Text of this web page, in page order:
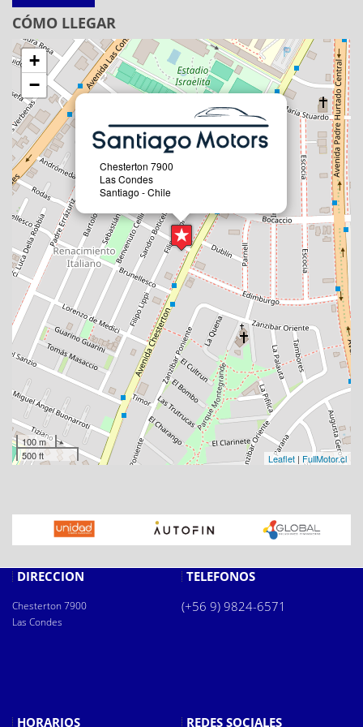
CÓMO LLEGAR
Chesterton 7900
Las Condes
Santiago - Chile
+
−
100 m
500 ft
Leaflet | FullMotor.cl
DIRECCIÓN
Chesterton 7900
Las Condes
TELÉFONOS
(+56 9) 9824-6571
HORARIOS REDES SOCIALES